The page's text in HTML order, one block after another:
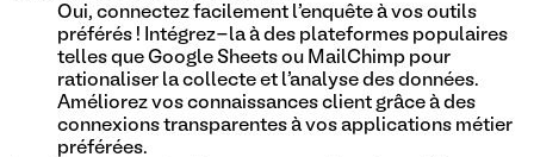
Oui, connectez facilement l'enquête à vos outils
préférés ! Intégrez-la à des plateformes populaires
telles que Google Sheets ou MailChimp pour
rationaliser la collecte et l'analyse des données.
Améliorez vos connaissances client grâce à des
connexions transparentes à vos applications métier
préférées.